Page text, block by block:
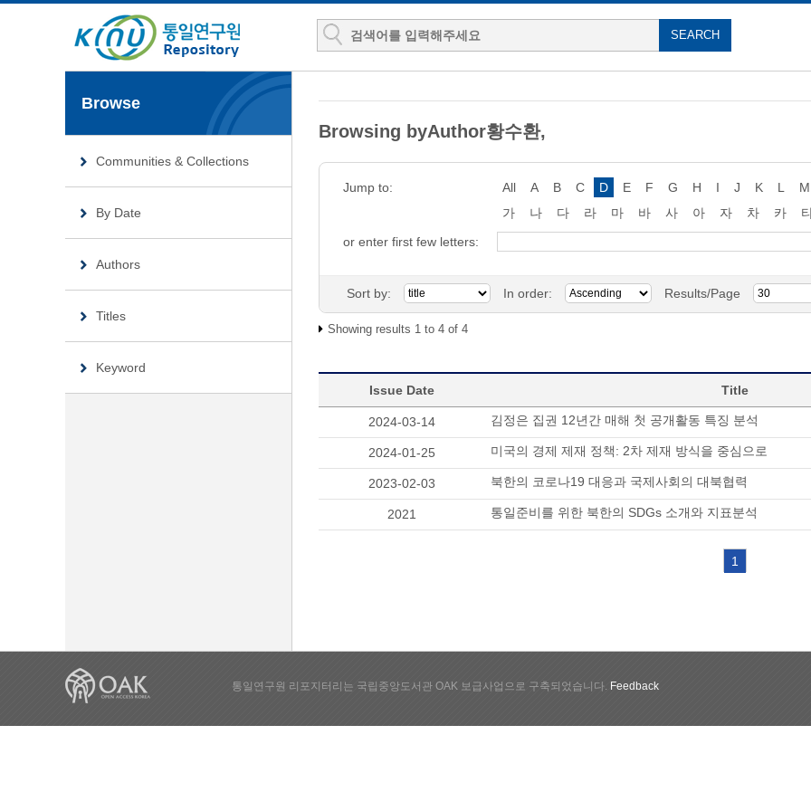
Browse
Communities & Collections
By Date
Authors
Titles
Keyword
Browsing byAuthor황수환,
Jump to: All A B C D E F G H I J K L M
가
나 다 라 마 바 사 아 자 차 카
or enter first few letters:
Sort by: In order: Results/Page
Showing results 1 to 4 of 4
Issue Date Title
2024-03-14 김정은 집권 12년간 매해 첫 공개활동 특징 분석
2024-01-25 미국의 경제 제재 정책: 2차 제재 방식을 중심으로
2023-02-03 북한의 코로나19 대응과 국제사회의 대북협력
2021 통일준비를 위한 북한의 SDGs 소개와 지표분석
1
통일연구원 리포지터리는 국립중앙도서관 OAK 보급사업으로 구축되었습니다. Feedback